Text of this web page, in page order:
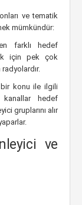
ve tematik
mümkündür:
farklı hedef
için pek çok
konu ile ilgili
kanallar hedef
gruplarını alır
ve